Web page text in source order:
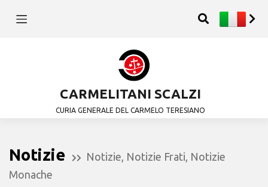
CARMELITANI SCALZI
CURIA GENERALE DEL CARMELO TERESIANO
Notizie Notizie Notizie Frati Notizie
Monache